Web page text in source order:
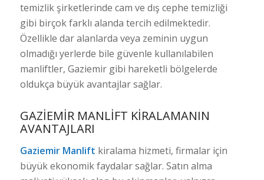
temizlik şirketlerinde cam ve dış cephe temizliği
gibi birçok farklı alanda tercih edilmektedir.
Özellikle dar alanlarda veya zeminin uygun
olmadığı yerlerde bile güvenle kullanılabilen
manliftler, Gaziemir gibi hareketli bölgelerde
oldukça büyük avantajlar sağlar.
GAZIEMIR MANLIFT KIRALAMANIN
AVANTAJLARI
Gaziemir Manlift kiralama hizmeti, firmalar için
büyük ekonomik faydalar sağlar. Satın alma